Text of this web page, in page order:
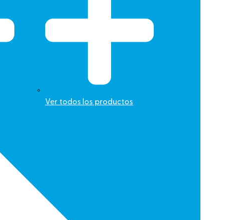
Ver todos los productos